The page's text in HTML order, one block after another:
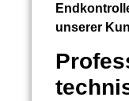
unserer